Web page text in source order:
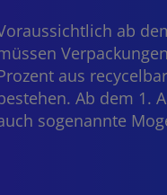
ab
aus
Ab dem 1.
sogenannte